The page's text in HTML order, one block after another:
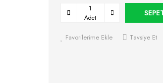
Adet
Favorilerime Ekle Tavsiye Et